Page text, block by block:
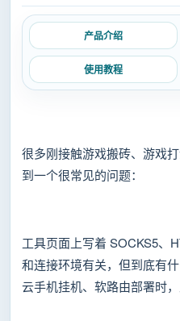
产品介绍
使用教程
很多刚接触游戏搬砖、游戏
到一个很常见的问题：
工具页面上写着 SOCKS5、
和连接环境有关，但到底有
云手机挂机、软路由部署时，